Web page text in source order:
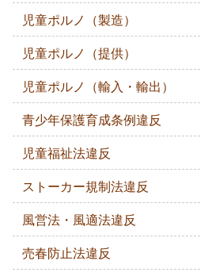
児童ポルノ（製造）
児童ポルノ（提供）
児童ポルノ（輸入・輸出）
青少年保護育成条例違反
児童福祉法違反
ストーカー規制法違反
風営法・風適法違反
売春防止法違反